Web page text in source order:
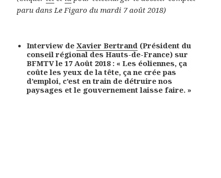
paru dans Le Figaro du mardi 7 août 2018)
Interview deXavier Bertrand (Président du
conseil régional des Hauts-de-France) sur
BFMTV le 17 Août 2018 : « Les éoliennes, ça
coûte les yeux de la tête, ça ne crée pas
d’emploi, c’est en train de détruire nos
paysages et le gouvernement laisse faire. »